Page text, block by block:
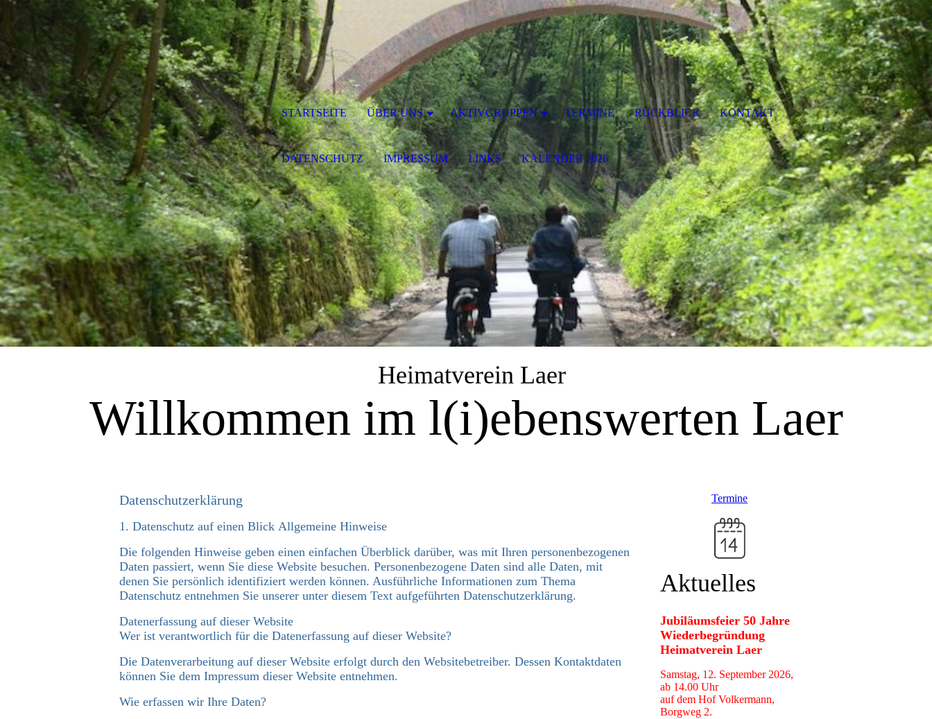
Heimatverein Laer
Willkommen im l(i)ebenswerten Laer
Datenschutzerklärung
1. Datenschutz auf einen Blick Allgemeine Hinweise
Die folgenden Hinweise geben einen einfachen Überblick darüber, was mit Ihren personenbezogenen
Daten passiert, wenn Sie diese Website besuchen. Personenbezogene Daten sind alle Daten, mit
denen Sie persönlich identifiziert werden können. Ausführliche Informationen zum Thema
Datenschutz entnehmen Sie unserer unter diesem Text aufgeführten Datenschutzerklärung.
Datenerfassung auf dieser Website
Wer ist verantwortlich für die Datenerfassung auf dieser Website?
Die Datenverarbeitung auf dieser Website erfolgt durch den Websitebetreiber. Dessen Kontaktdaten
können Sie dem Impressum dieser Website entnehmen.
Wie erfassen wir Ihre Daten?
Termine
Aktuelles
Jubiläumsfeier 50 Jahre
Wiederbegründung
Heimatverein Laer
Samstag, 12. September 2026,
ab 14.00 Uhr
auf dem Hof Volkermann,
Borgweg 2.
STARTSEITE ÜBER UNS AKTIVGRUPPEN TERMINE RÜCKBLICK KONTAKT
DATENSCHUTZ IMPRESSUM LINKS KALENDER 2026